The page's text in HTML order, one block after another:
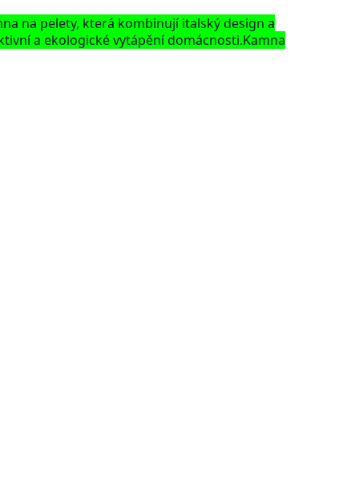
na pelety, která kombinují italský design a
a ekologické vytápění domácnosti.Kamna